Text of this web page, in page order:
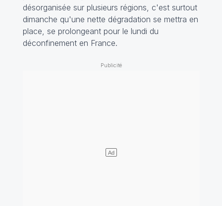
désorganisée sur plusieurs régions, c'est surtout
dimanche qu'une nette dégradation se mettra en
place, se prolongeant pour le lundi du
déconfinement en France.